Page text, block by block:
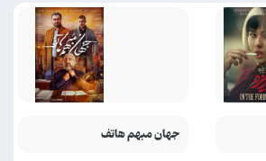
جهان مبهم هاتف